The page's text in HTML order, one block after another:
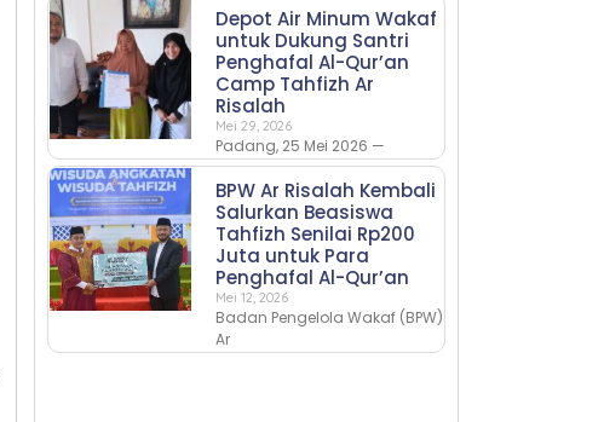
Depot Air Minum Wakaf
untuk Dukung Santri
Penghafal Al-Qur’an
Camp Tahfizh Ar
Risalah
Mei 29, 2026
Padang, 25 Mei 2026 —
BPW Ar Risalah Kembali
Salurkan Beasiswa
Tahfizh Senilai Rp200
Juta untuk Para
Penghafal Al-Qur’an
Mei 12, 2026
Badan Pengelola Wakaf (BPW)
Ar